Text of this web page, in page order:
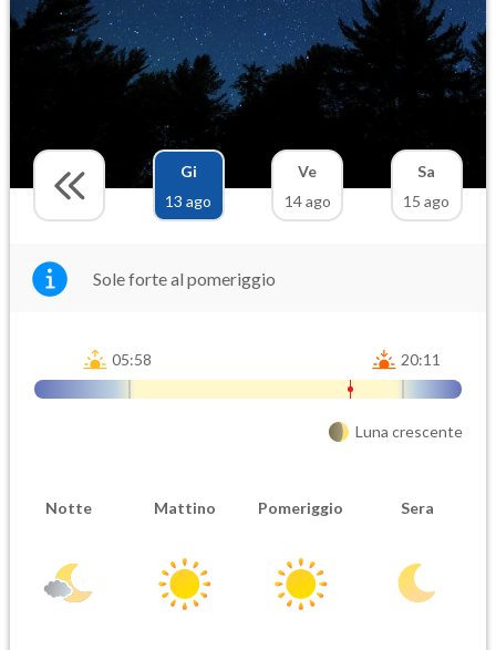
Gi
13 ago
Ve
14 ago
Sa
15 ago
Sole forte al pomeriggio
05:58 20:11
Luna crescente
Notte Mattino Pomeriggio Sera